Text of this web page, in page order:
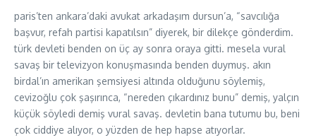
paris’ten ankara’daki avukat arkadaşım dursun’a, “savcılığa
başvur, refah partisi kapatılsın” diyerek, bir dilekçe gönderdim.
türk devleti benden on üç ay sonra oraya gitti. mesela vural
savaş bir televizyon konuşmasında benden duymuş. akın
birdal’ın amerikan şemsiyesi altında olduğunu söylemiş,
cevizoğlu çok şaşırınca, “nereden çıkardınız bunu” demiş, yalçın
küçük söyledi demiş vural savaş. devletin bana tutumu bu, beni
çok ciddiye alıyor, o yüzden de hep hapse atıyorlar.